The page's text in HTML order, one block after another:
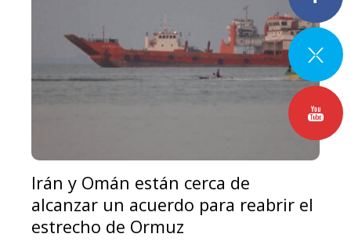
Irán y Omán están cerca de
alcanzar un acuerdo para reabrir el
estrecho de Ormuz